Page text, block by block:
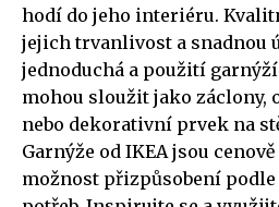
hodí do jeho interiéru.
jejich trvanlivost a snadnou
jednoduchá a použití
mohou sloužit jako záclony,
nebo dekorativní prvek na
Garnýže od IKEA jsou
možnost přizpůsobení